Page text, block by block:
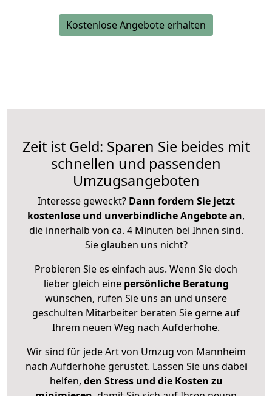
Kostenlose Angebote erhalten
Zeit ist Geld: Sparen Sie beides mit
schnellen und passenden
Umzugsangeboten
Interesse geweckt? Dann fordern Sie jetzt
kostenlose und unverbindliche Angebote an,
die innerhalb von ca. 4 Minuten bei Ihnen sind.
Sie glauben uns nicht?
Probieren Sie es einfach aus. Wenn Sie doch
lieber gleich eine persönliche Beratung
wünschen, rufen Sie uns an und unsere
geschulten Mitarbeiter beraten Sie gerne auf
Ihrem neuen Weg nach Aufderhöhe.
Wir sind für jede Art von Umzug von Mannheim
nach Aufderhöhe gerüstet. Lassen Sie uns dabei
helfen, den Stress und die Kosten zu